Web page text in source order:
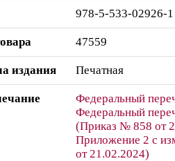
978-5-533-02926-1
47559
издания Печатная
Федеральный
Федеральный
(Приказ № 858 от
Приложение 2 с
от 21.02.2024)